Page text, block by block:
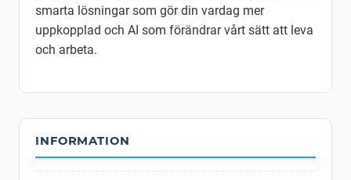
smarta lösningar som gör din vardag mer
uppkopplad och AI som förändrar vårt sätt att leva
och arbeta.
INFORMATION